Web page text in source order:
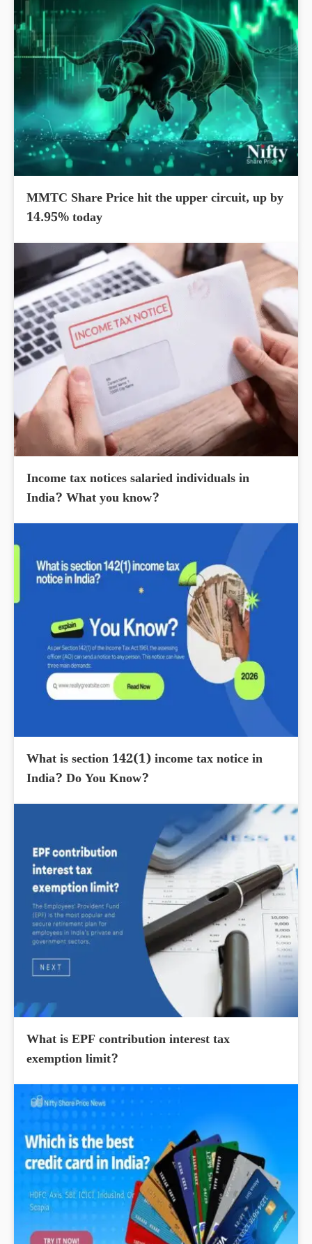
MMTC Share Price hit the upper circuit, up by
14.95% today
Income tax notices salaried individuals in
India? What you know?
What is section 142(1) income tax notice in
India? Do You Know?
What is EPF contribution interest tax
exemption limit?